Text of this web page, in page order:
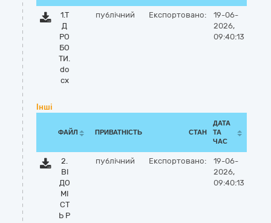
1.Т
Д
РО
БО
ТИ.
do
cx
публічний Експортовано:
19-06-
2026,
09:40:13
Інші
ФАЙЛ ПРИВАТНІСТЬ СТАН
ДАТА
ТА
ЧАС
2.
ВІ
ДО
МІ
СТ
Ь Р
публічний Експортовано:
19-06-
2026,
09:40:13